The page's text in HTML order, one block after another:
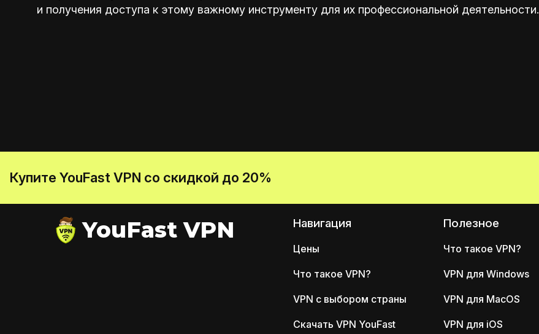
и получения доступа к этому важному инструменту для их профессиональной деятельности.
Купите YouFast VPN со скидкой до 20%
YouFast VPN Навигация
Цены
Что такое VPN?
VPN с выбором страны
Скачать VPN YouFast
Полезное
Что такое VPN?
VPN для Windows
VPN для MacOS
VPN для iOS